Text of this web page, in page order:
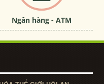
Ngân hàng - ATM